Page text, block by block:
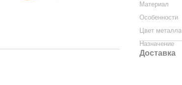
Материал
Особенности
Цвет металла
Назначение
Доставка